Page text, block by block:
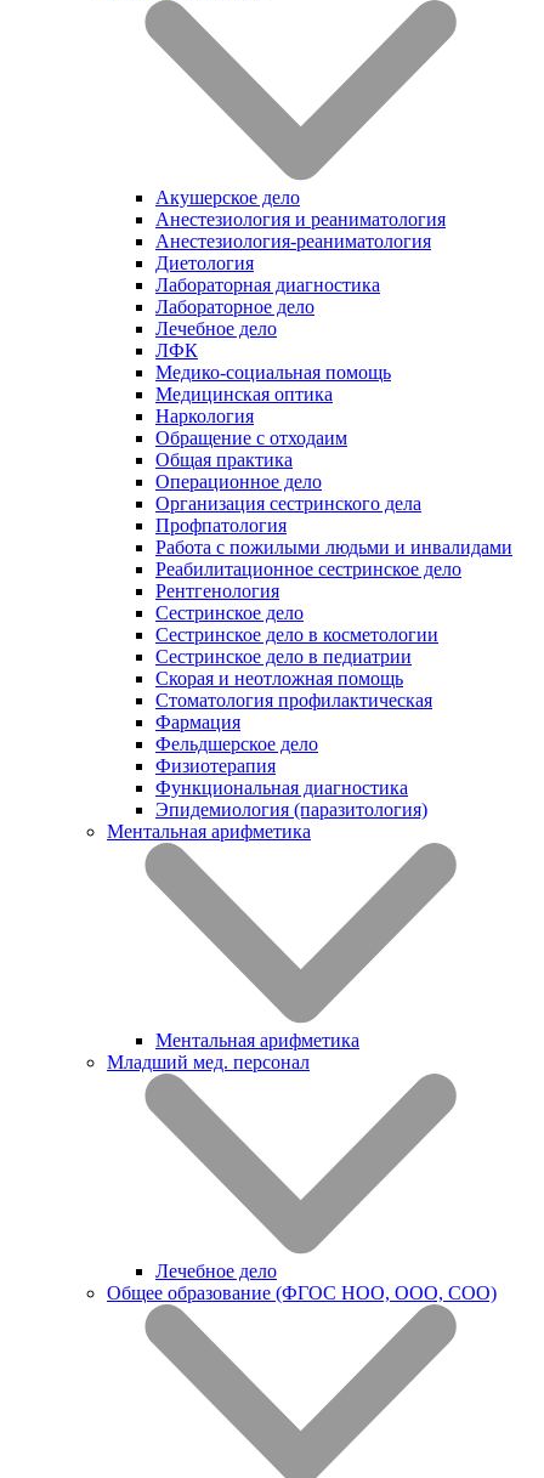
Акушерское дело
Анестезиология и реаниматология
Анестезиология-реаниматология
Диетология
Лабораторная диагностика
Лабораторное дело
Лечебное дело
ЛФК
Медико-социальная помощь
Медицинская оптика
Наркология
Обращение с отходаим
Общая практика
Операционное дело
Организация сестринского дела
Профпатология
Работа с пожилыми людьми и инвалидами
Реабилитационное сестринское дело
Рентгенология
Сестринское дело
Сестринское дело в косметологии
Сестринское дело в педиатрии
Скорая и неотложная помощь
Стоматология профилактическая
Фармация
Фельдшерское дело
Физиотерапия
Функциональная диагностика
Эпидемиология (паразитология)
Ментальная арифметика
Ментальная арифметика
Младший мед. персонал
Лечебное дело
Общее образование (ФГОС НОО, ООО, СОО)